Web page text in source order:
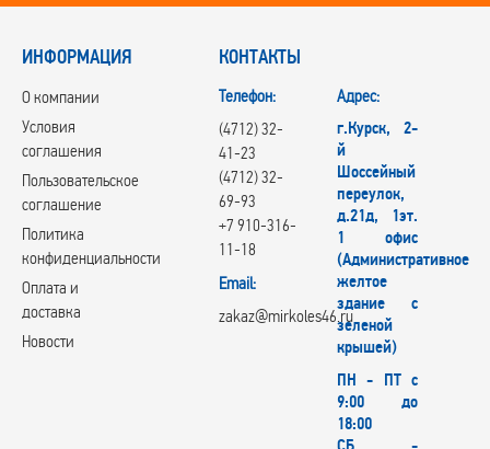
ИНФОРМАЦИЯ
О компании
Условия
соглашения
Пользовательское
соглашение
Политика
конфиденциальности
Оплата и
доставка
Новости
КОНТАКТЫ
Телефон:
(4712) 32-
41-23
(4712) 32-
69-93
+7 910-316-
11-18
Email:
zakaz@mirkoles46.ru
Адрес:
г.Курск, 2-
й
Шоссейный
переулок,
д.21д, 1эт.
1 офис
(Административное
желтое
здание с
зеленой
крышей)
ПН - ПТ с
9:00 до
18:00